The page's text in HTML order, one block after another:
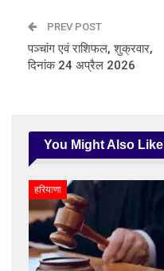
PREV POST
पञ्चांग एवं राशिफल, शुक्रवार,
दिनांक 24 अप्रैल 2026
You Might Also Like
हरियाणा